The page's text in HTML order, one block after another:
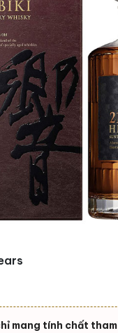
mang tính chất